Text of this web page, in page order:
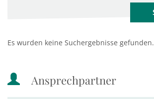
Es wurden keine Suchergebnisse gefunden.
Ansprechpartner